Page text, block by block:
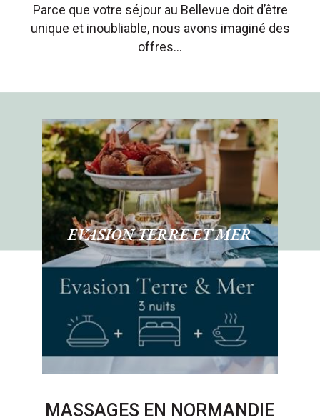
Parce que votre séjour au Bellevue doit d’être
unique et inoubliable, nous avons imaginé des
offres…
EVASION TERRE ET MER
MASSAGES EN NORMANDIE